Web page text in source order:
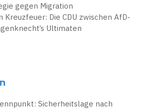
gegen Migration
Kreuzfeuer: Die CDU zwischen AfD-
Ultimaten
Sicherheitslage nach